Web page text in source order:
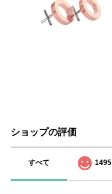
ショップの評価
すべて 1495